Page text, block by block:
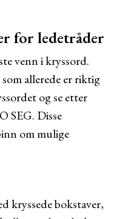
for ledetråder
venn i kryssord.
allerede er riktig
og se etter
SEG. Disse
om mulige
kryssede bokstaver,